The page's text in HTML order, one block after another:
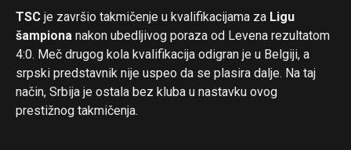
TSC je završio takmičenje u kvalifikacijama za Ligu
šampiona nakon ubedljivog poraza od Levena rezultatom
4:0. Meč drugog kola kvalifikacija odigran je u Belgiji, a
srpski predstavnik nije uspeo da se plasira dalje. Na taj
način, Srbija je ostala bez kluba u nastavku ovog
prestižnog takmičenja.